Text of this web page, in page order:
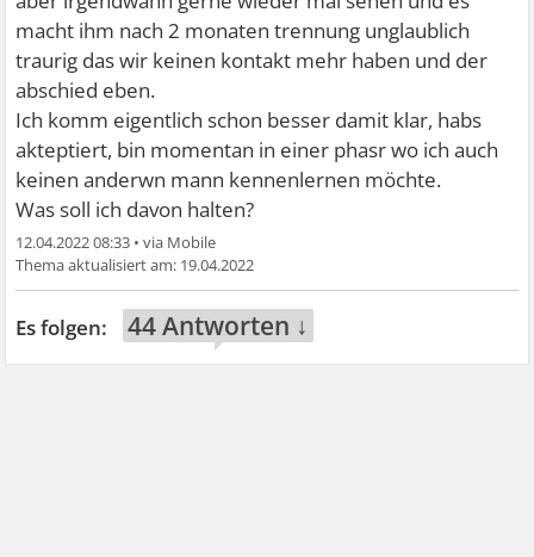
macht ihm nach 2 monaten trennung unglaublich
traurig das wir keinen kontakt mehr haben und der
abschied eben.
Ich komm eigentlich schon besser damit klar, habs
akteptiert, bin momentan in einer phasr wo ich auch
keinen anderwn mann kennenlernen möchte.
Was soll ich davon halten?
12.04.2022 08:33 •
19.04.2022
44 Antworten ↓